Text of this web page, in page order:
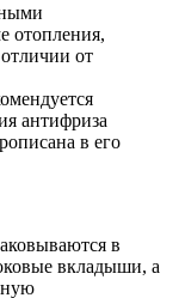
отопления,
от
антифриза
в его
в
вкладыши, а